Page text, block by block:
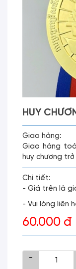
HUY
Giao hàng:
Giao hàng
huy chương trở
Chi tiết:
- Giá trên là
- Vui lòng liên
60.000 đ
-